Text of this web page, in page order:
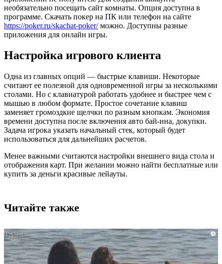
необязательно посещать сайт комнаты. Опция доступна в
программе. Скачать покер на ПК или телефон на сайте
https://poker.ru/skachat-poker/можно. Доступны разные
приложения для онлайн игры.
Настройка игрового клиента
Одна из главных опций — быстрые клавиши. Некоторые
считают ее полезной для одновременной игры за несколькими
столами. Но с клавиатурой работать удобнее и быстрее чем с
мышью в любом формате. Простое сочетание клавиш
заменяет громоздкие щелчки по разным кнопкам. Экономия
времени доступна после включения авто бай-ина, докупки.
Задача игрока указать начальный стек, который будет
использоваться для дальнейших расчетов.
Менее важными считаются настройки внешнего вида стола и
отображения карт. При желании можно найти бесплатные или
купить за деньги красивые лейауты.
Читайте также
i